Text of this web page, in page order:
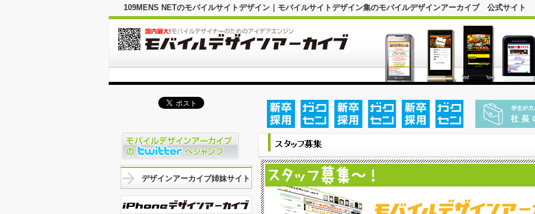
109MENS NETのモバイルサイトデザイン｜モバイルサイトデザイン集のモバイルデザインアーカイブ 公式サイト
デザインアーカイブ姉妹サイト